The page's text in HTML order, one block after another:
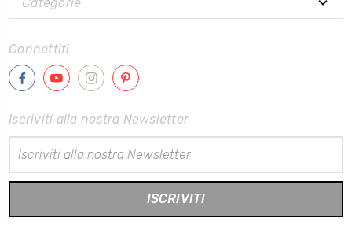
Connettiti
Iscriviti alla nostra Newsletter
Email